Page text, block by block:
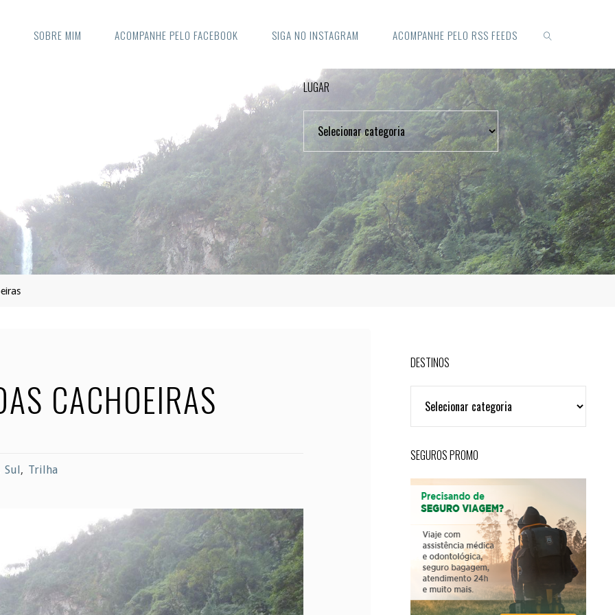
SOBRE MIM ACOMPANHE PELO FACEBOOK SIGA NO INSTAGRAM ACOMPANHE PELO RSS FEEDS
SEARCH
LUGAR
Lugar
CACHOEIRAS
Sul, Trilha
DESTINOS
SEGUROS PROMO